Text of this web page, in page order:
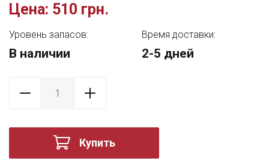
Цена: 510 грн.
Уровень запасов:
В наличии
Время доставки:
2-5 дней
Купить